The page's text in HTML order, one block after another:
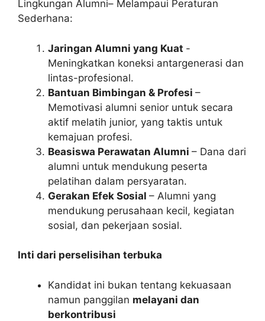
Lingkungan Alumni– Melampaui Peraturan
Sederhana:
Jaringan Alumni yang Kuat -
Meningkatkan koneksi antargenerasi dan
lintas-profesional.
Bantuan Bimbingan & Profesi –
Memotivasi alumni senior untuk secara
aktif melatih junior, yang taktis untuk
kemajuan profesi.
Beasiswa Perawatan Alumni – Dana dari
alumni untuk mendukung peserta
pelatihan dalam persyaratan.
Gerakan Efek Sosial – Alumni yang
mendukung perusahaan kecil, kegiatan
sosial, dan pekerjaan sosial.
Inti dari perselisihan terbuka
Kandidat ini bukan tentang kekuasaan
namun panggilan melayani dan
berkontribusi